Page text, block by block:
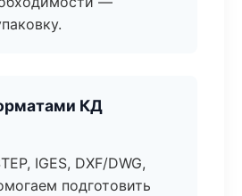
КД
IGES, DXF/DWG,
подготовить